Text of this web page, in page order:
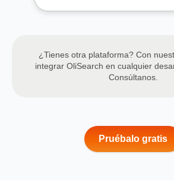
¿Tienes otra plataforma? Con
integrar OliSearch en cualquier
Consúltanos.
Pruébalo gratis